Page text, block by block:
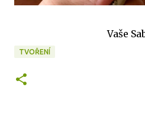
Vaše
TVOŘENÍ